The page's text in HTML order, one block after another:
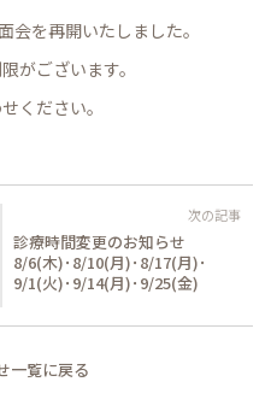
を再開いたしました。
がございます。
ください。
診療時間変更のお知らせ
8/6(木)･8/10(月)･8/17(月)･
9/1(火)･9/14(月)･9/25(金)
一覧に戻る